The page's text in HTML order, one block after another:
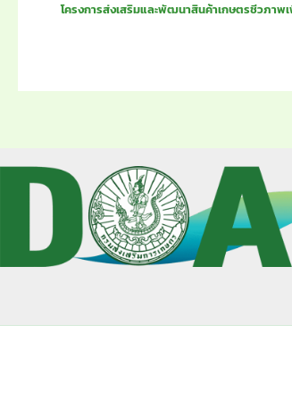
โครงการส่งเสริมและพัฒนาสินค้าเกษตรชีวภาพ